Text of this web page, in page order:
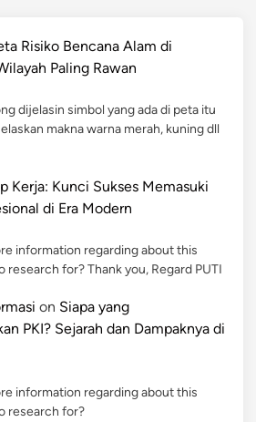
Risiko Bencana Alam di
Paling Rawan
dijelasin simbol yang ada di peta itu
makna warna merah, kuning dll
Kerja: Kunci Sukses Memasuki
di Era Modern
information regarding about this
research for? Thank you, Regard PUTI
on Siapa yang
PKI? Sejarah dan Dampaknya di
information regarding about this
research for?